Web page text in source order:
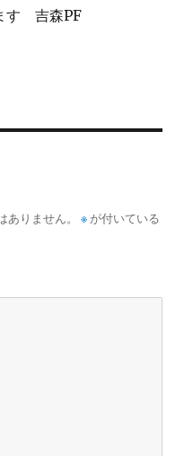
す 吉森PF
りません。 ※ が付いている